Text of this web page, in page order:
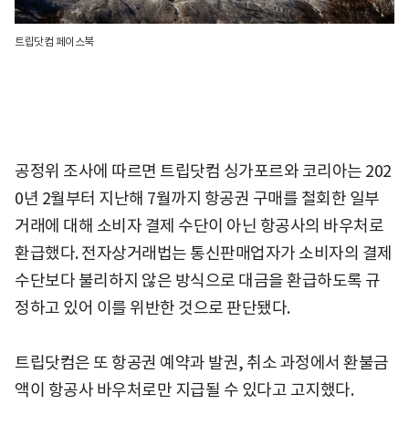
트립닷컴 페이스북
공정위 조사에 따르면 트립닷컴 싱가포르와 코리아는 202
0년 2월부터 지난해 7월까지 항공권 구매를 철회한 일부
거래에 대해 소비자 결제 수단이 아닌 항공사의 바우처로
환급했다. 전자상거래법는 통신판매업자가 소비자의 결제
수단보다 불리하지 않은 방식으로 대금을 환급하도록 규
정하고 있어 이를 위반한 것으로 판단됐다.
트립닷컴은 또 항공권 예약과 발권, 취소 과정에서 환불금
액이 항공사 바우처로만 지급될 수 있다고 고지했다.